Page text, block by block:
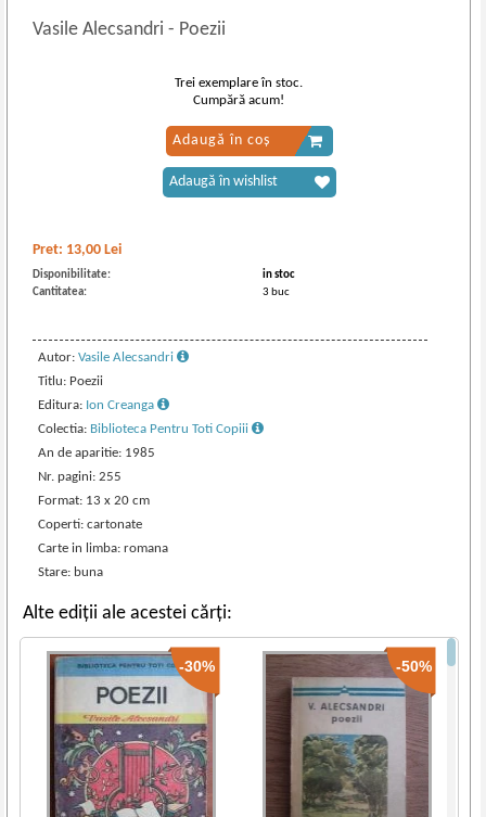
Vasile Alecsandri- Poezii
Pret: 13,00 Lei
Disponibilitate:
in stoc
Cantitatea:
3 buc
Autor:Vasile Alecsandri
Titlu: Poezii
Editura: Ion Creanga
Colectia: Biblioteca Pentru Toti Copiii
An de aparitie: 1985
Nr. pagini: 255
Format: 13 x 20 cm
Coperti: cartonate
Carte in limba: romana
Stare: buna
Trei exemplare în stoc.
Cumpără acum!
Adaugă în coș
Adaugă în wishlist
Alte ediții ale acestei cărți:
-30% -50%